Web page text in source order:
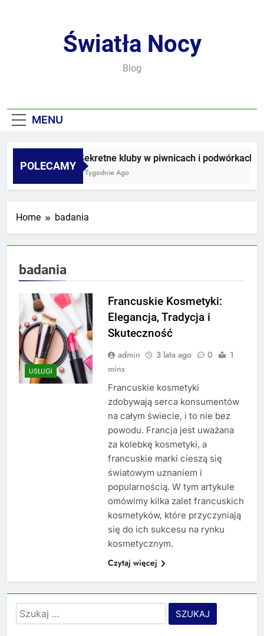
Światła Nocy
Blog
MENU
POLECAMY
Sekretne kluby w piwnicach i podwórkach
3 Tygodnie Ago
Home badania
badania
USŁUGI
Francuskie Kosmetyki:
Elegancja, Tradycja i
Skuteczność
admin 3 lata ago 0
1
mins
Francuskie kosmetyki
zdobywają serca konsumentów
na całym świecie, i to nie bez
powodu. Francja jest uważana
za kolebkę kosmetyki, a
francuskie marki cieszą się
światowym uznaniem i
popularnością. W tym artykule
omówimy kilka zalet francuskich
kosmetyków, które przyczyniają
się do ich sukcesu na rynku
kosmetycznym.
Czytaj więcej
Szukaj: